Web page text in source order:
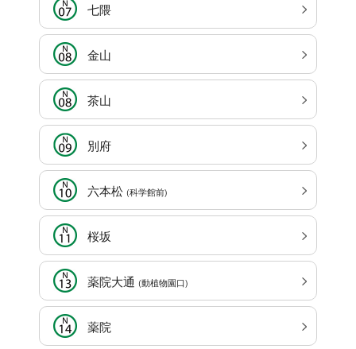
七隈
金山
茶山
別府
六本松 (科学館前)
桜坂
薬院大通 (動植物園口)
薬院